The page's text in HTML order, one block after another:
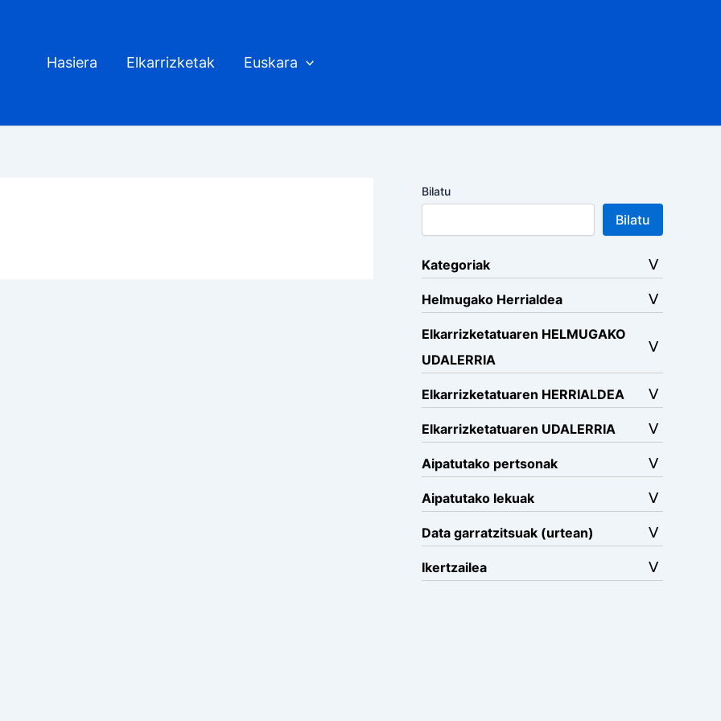
Hasiera Elkarrizketak Euskara
Bilatu
Bilatu
Kategoriak
Helmugako Herrialdea
Elkarrizketatuaren HELMUGAKO
UDALERRIA
Elkarrizketatuaren HERRIALDEA
Elkarrizketatuaren UDALERRIA
Aipatutako pertsonak
Aipatutako lekuak
Data garratzitsuak (urtean)
Ikertzailea